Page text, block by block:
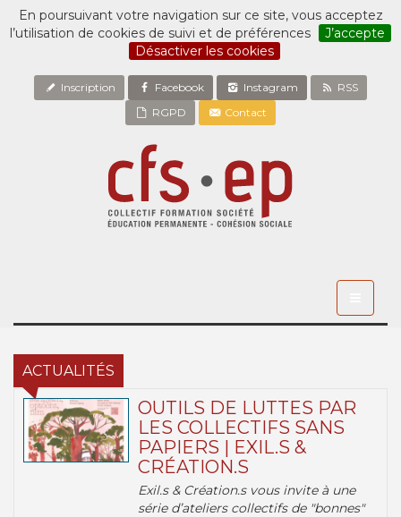
En poursuivant votre navigation sur ce site, vous acceptez
l’utilisation de cookies de suivi et de préférences
J’accepte
Désactiver les cookies
Inscription Facebook Instagram
RSS
RGPD
Contact
ACTUALITÉS
OUTILS DE LUTTES PAR
LES COLLECTIFS SANS
PAPIERS | EXIL.S &
CRÉATION.S
Exil.s & Création.s vous invite à une
série d’ateliers collectifs de "bonnes"